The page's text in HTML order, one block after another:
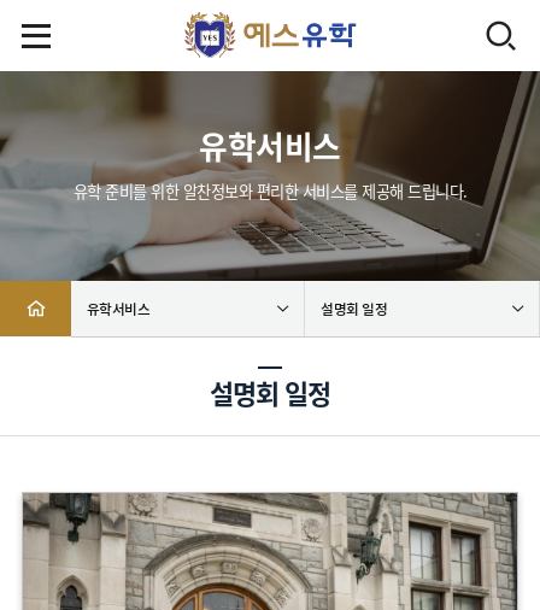
유학서비스
유학 준비를 위한 알찬정보와 편리한 서비스를 제공해 드립니다.
유학서비스 설명회 일정
설명회 일정